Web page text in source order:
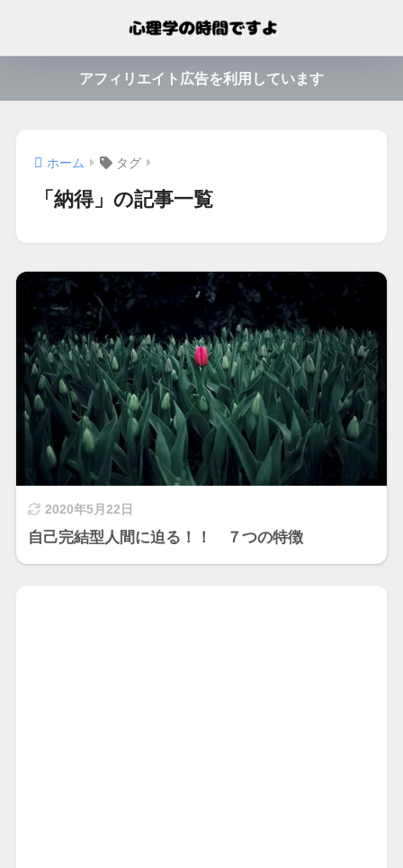
アフィリエイト広告を利用しています
ホーム タグ
「納得」の記事一覧
2020年5月22日
自己完結型人間に迫る！！ ７つの特徴